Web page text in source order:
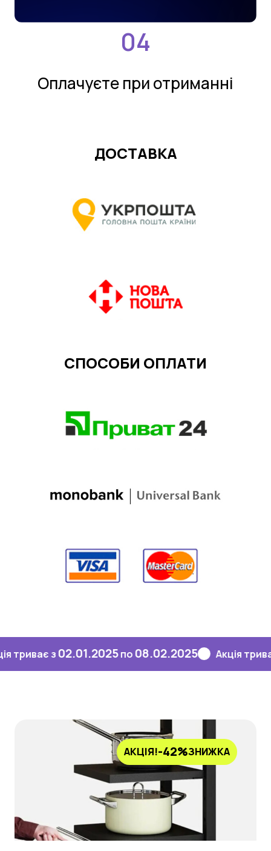
Оплачуєте при отриманнi
ДОСТАВКА
СПОСОБИ ОПЛАТИ
з02.01.2025по08.02.2025 Акція триває з
АКЦІЯ!-42%ЗНИЖКА